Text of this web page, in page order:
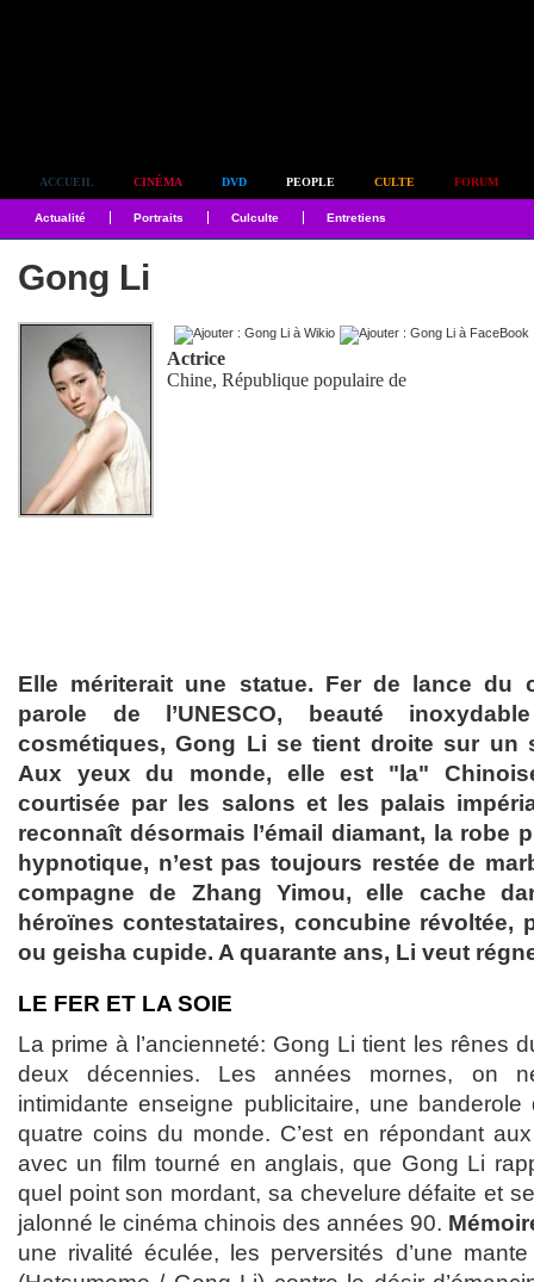
ACCUEIL CINÉMA DVD PEOPLE CULTE FORUM
Actualité Portraits Culculte Entretiens
Gong Li
Actrice
Chine, République populaire de
Elle mériterait une statue. Fer de lance du
parole de l’UNESCO, beauté
cosmétiques, Gong Li se tient droite sur un
Aux yeux du monde, elle est "la"
courtisée par les salons et les palais
reconnaît désormais l’émail diamant, la robe
hypnotique, n’est pas toujours restée de
compagne de Zhang Yimou, elle cache
héroïnes contestataires, concubine révoltée,
ou geisha cupide. A quarante ans, Li veut
LE FER ET LA SOIE
La prime à l’ancienneté: Gong Li tient les rênes
deux décennies. Les années mornes, on
intimidante enseigne publicitaire, une
quatre coins du monde. C’est en répondant
avec un film tourné en anglais, que Gong Li
quel point son mordant, sa chevelure défaite et
jalonné le cinéma chinois des années 90.
une rivalité éculée, les perversités d’une